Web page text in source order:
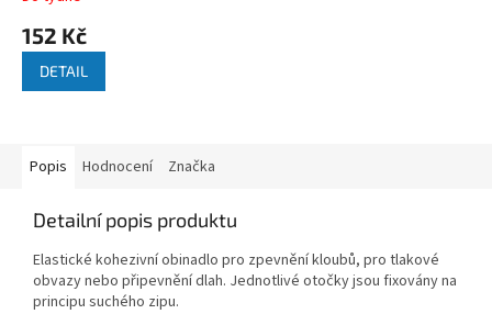
152 Kč
DETAIL
Popis Hodnocení Značka
Detailní popis produktu
Elastické kohezivní obinadlo pro zpevnění kloubů, pro tlakové
obvazy nebo připevnění dlah. Jednotlivé otočky jsou fixovány na
principu suchého zipu.